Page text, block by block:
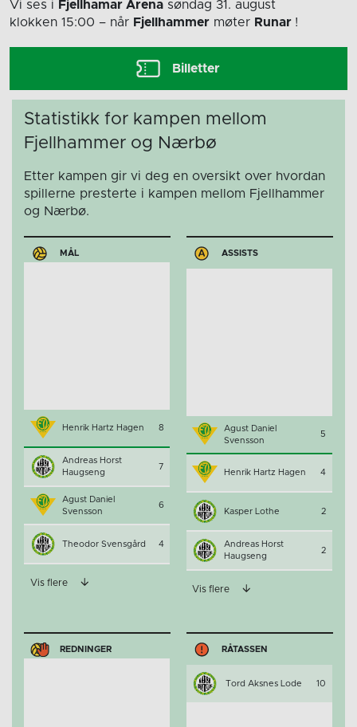
Vi ses i Fjellhamar Arena søndag 31. august
klokken 15:00 – når Fjellhammer møter Runar !
Billetter
Statistikk for kampen mellom
Fjellhammer og Nærbø
Etter kampen gir vi deg en oversikt over hvordan
spillerne presterte i kampen mellom Fjellhammer
og Nærbø.
MÅL
Henrik Hartz Hagen 8
Andreas Horst
Haugseng
7
Agust Daniel
Svensson
6
Theodor Svensgård 4
Vis flere
ASSISTS
Agust Daniel
Svensson
5
Henrik Hartz Hagen 4
Kasper Lothe 2
Andreas Horst
Haugseng
2
Vis flere
REDNINGER RÅTASSEN
Tord Aksnes Lode 10